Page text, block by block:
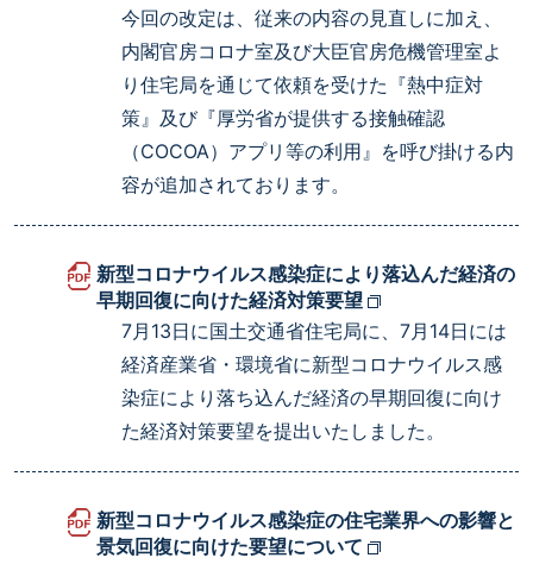
今回の改定は、従来の内容の見直しに加え、
内閣官房コロナ室及び大臣官房危機管理室よ
り住宅局を通じて依頼を受けた『熱中症対
策』及び『厚労省が提供する接触確認
（COCOA）アプリ等の利用』を呼び掛ける内
容が追加されております。
新型コロナウイルス感染症により落込んだ経済の
早期回復に向けた経済対策要望
7月13日に国土交通省住宅局に、7月14日には
経済産業省・環境省に新型コロナウイルス感
染症により落ち込んだ経済の早期回復に向け
た経済対策要望を提出いたしました。
新型コロナウイルス感染症の住宅業界への影響と
景気回復に向けた要望について